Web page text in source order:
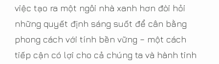
việc tạo ra một ngôi nhà xanh hơn đòi hỏi
những quyết định sáng suốt để cân bằng
phong cách với tính bền vững – một cách
tiếp cận có lợi cho cả chúng ta và hành tinh